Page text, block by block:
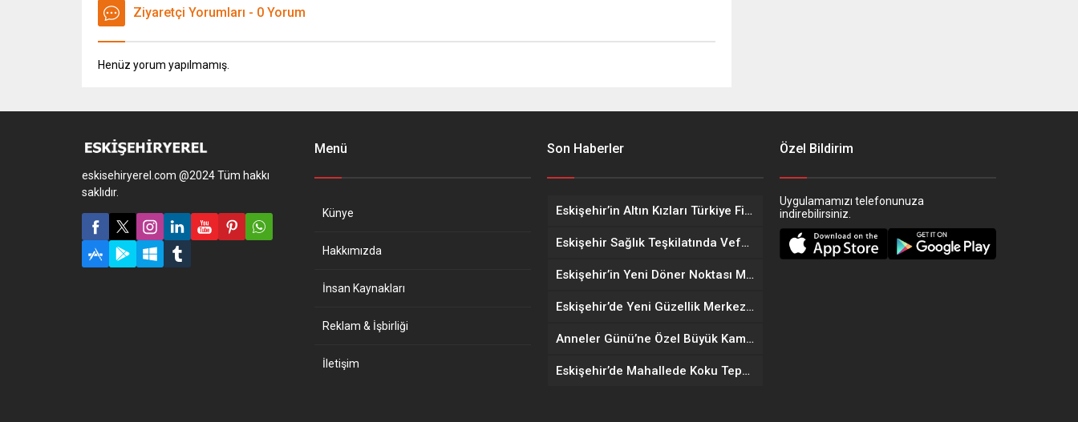
Ziyaretçi Yorumları - 0 Yorum
Henüz yorum yapılmamış.
eskisehiryerel.com @2024 Tüm hakkı
saklıdır.
Menü
Künye
Hakkımızda
İnsan Kaynakları
Reklam & İşbirliği
İletişim
Son Haberler
Eskişehir’in Altın Kızları Türkiye Finalleri Yolunda!
Eskişehir Sağlık Teşkilatında Vefa Buluşması
Eskişehir’in Yeni Döner Noktası MOGAF Döner Hizmete Açıldı
Eskişehir’de Yeni Güzellik Merkezi Açıldı: Kıymet Önder Güzellik Merkezi Cilt bakım
Anneler Günü’ne Özel Büyük Kampanya: Goldes Kuyumculuk’ta İndirim ve Hediye Fırsatı
Eskişehir’de Mahallede Koku Tepkisi: Vatandaşlar Çözüm Bekliyor
Özel Bildirim
Uygulamamızı telefonunuza
indirebilirsiniz.